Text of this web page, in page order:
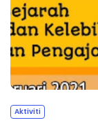
Aktiviti